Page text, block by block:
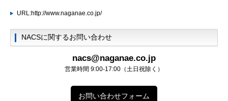
URL:http://www.naganae.co.jp/
NACSに関するお問い合わせ
nacs@naganae.co.jp
営業時間 9:00-17:00（土日祝除く）
お問い合わせフォーム